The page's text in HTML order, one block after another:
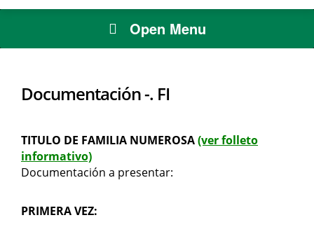
Open Menu
Documentación -. FI
TITULO DE FAMILIA NUMEROSA(ver folleto
informativo)
Documentación a presentar:
PRIMERA VEZ: